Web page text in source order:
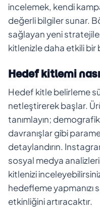
incelemek, kendi
değerli bilgiler sunar.
sağlayan yeni
kitlenizle daha etkili bir
Hedef kitlemi
Hedef kitle belirleme
netleştirerek başlar.
tanımlayın;
davranışlar gibi
detaylandırın.
sosyal medya
kitlenizi
hedefleme yapmanızı
etkinliğini artıracaktır.